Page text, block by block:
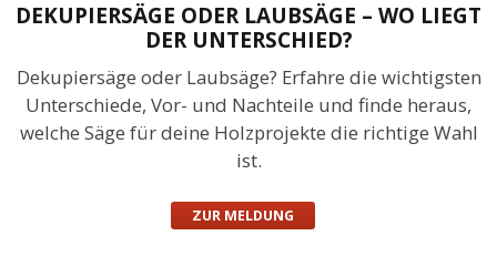
DEKUPIERSÄGE ODER LAUBSÄGE – WO LIEGT
DER UNTERSCHIED?
Dekupiersäge oder Laubsäge? Erfahre die wichtigsten
Unterschiede, Vor- und Nachteile und finde heraus,
welche Säge für deine Holzprojekte die richtige Wahl
ist.
ZUR MELDUNG